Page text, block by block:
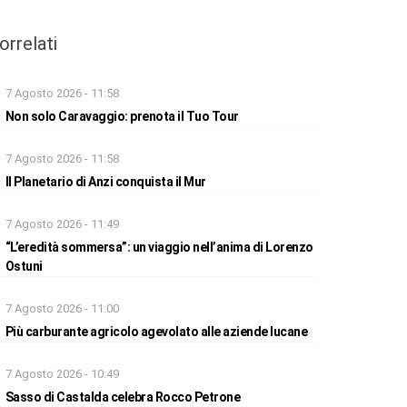
7 Agosto 2026 - 11:58
Non solo Caravaggio: prenota il Tuo Tour
7 Agosto 2026 - 11:58
Il Planetario di Anzi conquista il Mur
7 Agosto 2026 - 11:49
“L’eredità sommersa”: un viaggio nell’anima di Lorenzo
Ostuni
7 Agosto 2026 - 11:00
Più carburante agricolo agevolato alle aziende lucane
7 Agosto 2026 - 10:49
Sasso di Castalda celebra Rocco Petrone